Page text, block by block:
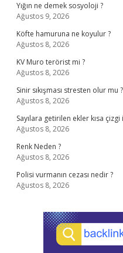
Yığın ne demek sosyoloji ?
Ağustos 9, 2026
Köfte hamuruna ne koyulur ?
Ağustos 8, 2026
KV Muro terörist mi ?
Ağustos 8, 2026
Sinir sıkışması stresten olur mu ?
Ağustos 8, 2026
Sayılara getirilen ekler kısa çizgi
Ağustos 8, 2026
Renk Neden ?
Ağustos 8, 2026
Polisi vurmanın cezası nedir ?
Ağustos 8, 2026